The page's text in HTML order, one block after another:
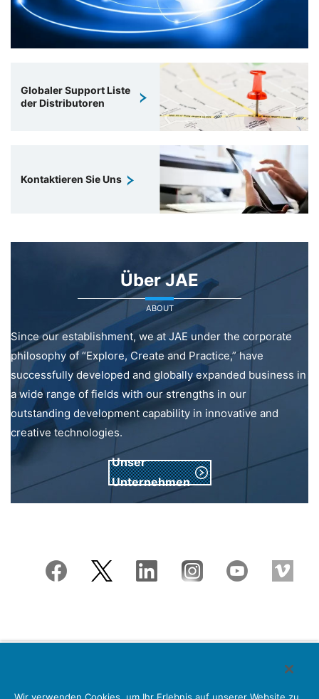
Globaler Support Liste
der Distributoren
Kontaktieren Sie Uns
Über JAE
ABOUT
Since our establishment, we at JAE under the corporate
philosophy of “Explore, Create and Practice,” have
successfully developed and globally expanded business in
a wide range of fields with our strengths in our
outstanding development capability in innovative and
creative technologies.
Unser
Unternehmen